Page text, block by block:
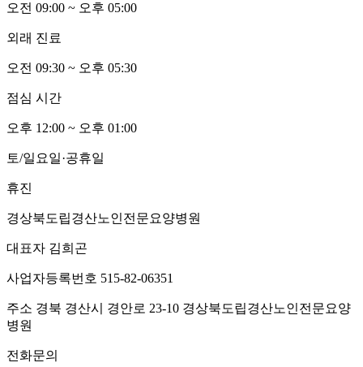
오전 09:00 ~ 오후 05:00
외래 진료
오전 09:30 ~ 오후 05:30
점심 시간
오후 12:00 ~ 오후 01:00
토/일요일·공휴일
휴진
경상북도립경산노인전문요양병원
대표자 김희곤
사업자등록번호 515-82-06351
주소 경북 경산시 경안로 23-10 경상북도립경산노인전문요양
병원
전화문의